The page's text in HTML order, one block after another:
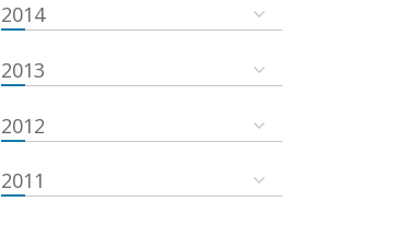
2014
2013
2012
2011